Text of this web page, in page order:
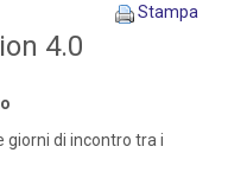
Stampa
4.0
giorni di incontro tra i